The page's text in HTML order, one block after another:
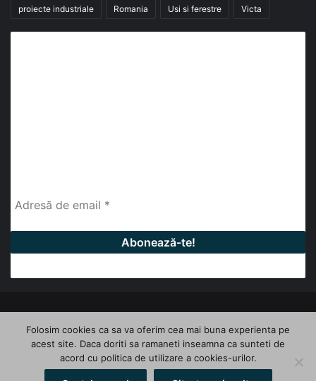
proiecte industriale Romania Usi si ferestre Victa
FacebookLinkedInYouTube
Folosim cookies ca sa va oferim cea mai buna experienta pe
acest site. Daca doriti sa ramaneti inseamna ca sunteti de
acord cu politica de utilizare a cookies-urilor.